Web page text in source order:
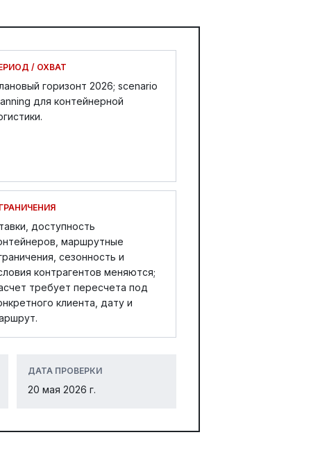
/ ОХВАТ
горизонт 2026; scenario
для контейнерной
доступность
маршрутные
сезонность и
контрагентов меняются;
требует пересчета под
клиента, дату и
ДАТА ПРОВЕРКИ
20 мая 2026 г.